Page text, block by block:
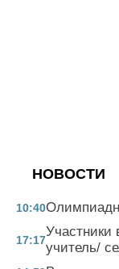
НОВОСТИ
10:40
17:17
Участники
учитель/